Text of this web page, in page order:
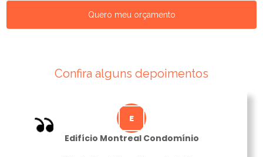
Quero meu orçamento
Confira alguns depoimentos
Edifício Montreal Condomínio